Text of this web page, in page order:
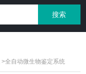
>全自动微生物鉴定系统